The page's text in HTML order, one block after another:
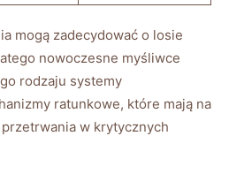
mogą zadecydować o losie
nowoczesne myśliwce
rodzaju systemy
ratunkowe, które mają na
w krytycznych